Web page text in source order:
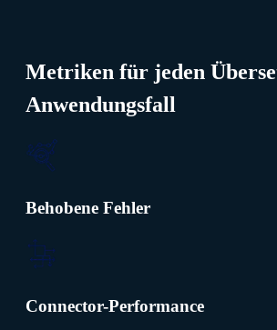
Metriken für jeden
Anwendungsfall
Behobene Fehler
Connector-Performance